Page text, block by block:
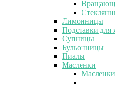
Лимонницы
Подставки для
Супницы
Бульонницы
Пиалы
Масленки
Масленки